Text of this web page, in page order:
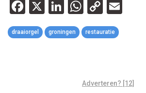
Facebook
X LinkedIn
WhatsApp
Copy
Link
draaiorgel groningen restauratie
Adverteren? [12]